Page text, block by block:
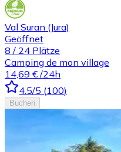
Val Suran (Jura)
Geöffnet
8 / 24 Plätze
Camping de mon village
14,69 € /24h
4.5/5 (100)
Buchen